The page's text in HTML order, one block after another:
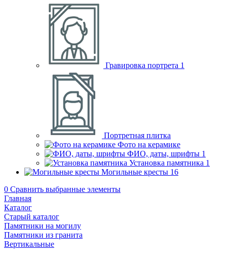
Гравировка портрета 1
Портретная плитка
Фото на керамике
ФИО, даты, шрифты 1
Установка памятника 1
Могильные кресты 16
0 Сравнить выбранные элементы
Главная
Каталог
Старый каталог
Памятники на могилу
Памятники из гранита
Вертикальные